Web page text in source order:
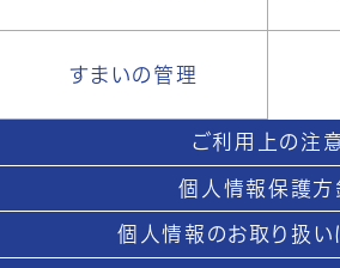
すまいの管理
ご利用上の注
個人情報保護方
個人情報のお取り扱い